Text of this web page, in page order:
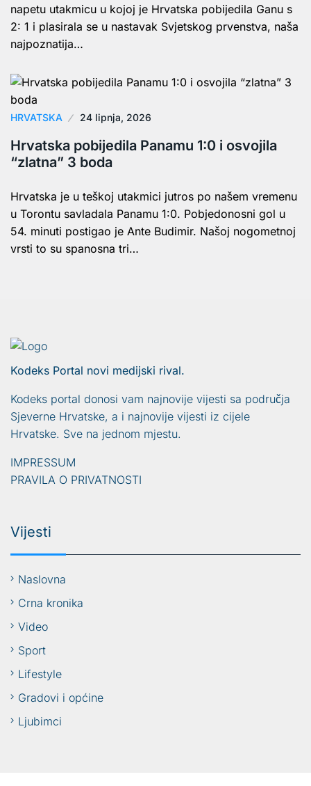
napetu utakmicu u kojoj je Hrvatska pobijedila Ganu s
2: 1 i plasirala se u nastavak Svjetskog prvenstva, naša
najpoznatija…
HRVATSKA 24 lipnja, 2026
Hrvatska pobijedila Panamu 1:0 i osvojila
“zlatna” 3 boda
Hrvatska je u teškoj utakmici jutros po našem vremenu
u Torontu savladala Panamu 1:0. Pobjedonosni gol u
54. minuti postigao je Ante Budimir. Našoj nogometnoj
vrsti to su spanosna tri…
Kodeks Portal novi medijski rival.
Kodeks portal donosi vam najnovije vijesti sa područja
Sjeverne Hrvatske, a i najnovije vijesti iz cijele
Hrvatske. Sve na jednom mjestu.
IMPRESSUM
PRAVILA O PRIVATNOSTI
Vijesti
Naslovna
Crna kronika
Video
Sport
Lifestyle
Gradovi i općine
Ljubimci